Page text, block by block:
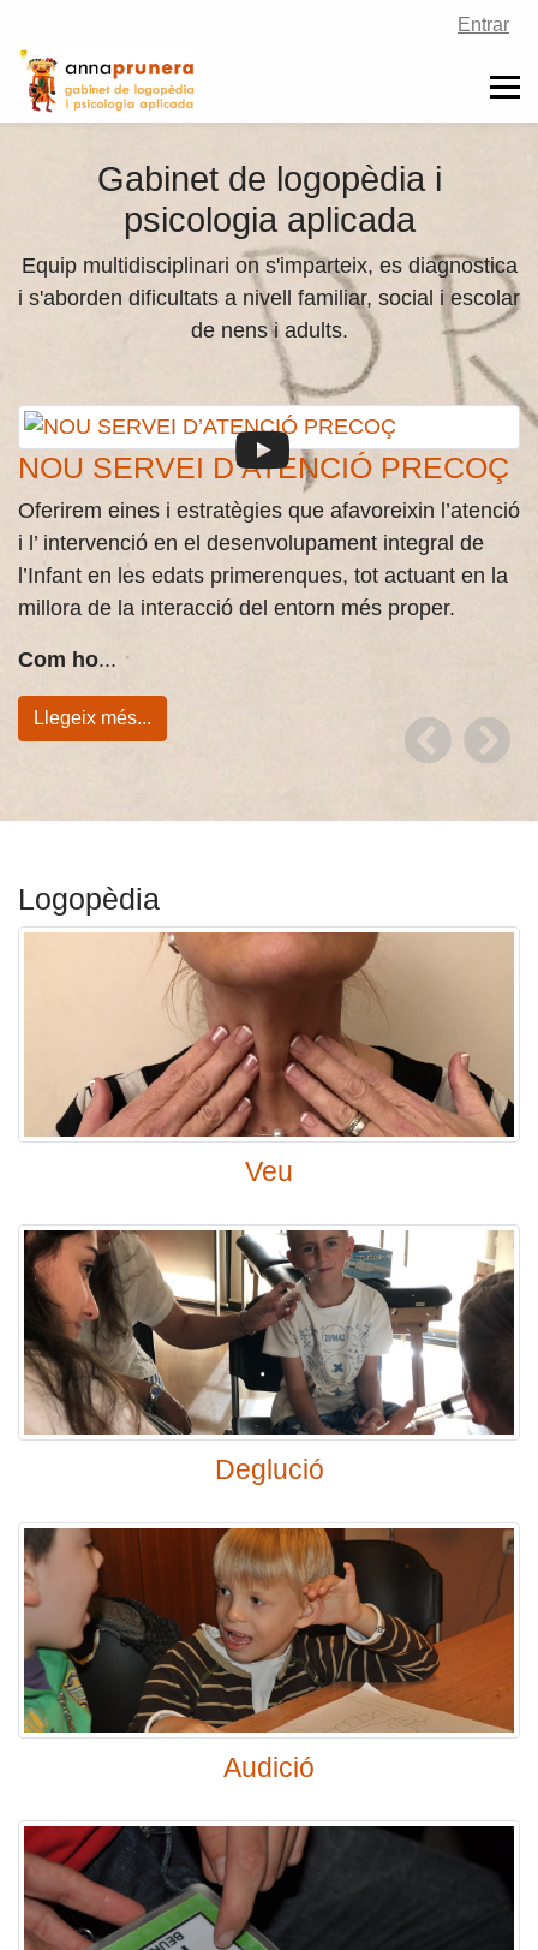
Entrar
Gabinet de logopèdia i
psicologia aplicada
Equip multidisciplinari on s'imparteix, es diagnostica
i s'aborden dificultats a nivell familiar, social i escolar
de nens i adults.
NOU SERVEI D’ATENCIÓ PRECOÇ
Oferirem eines i estratègies que afavoreixin l’atenció
i l’ intervenció en el desenvolupament integral de
l’Infant en les edats primerenques, tot actuant en la
millora de la interacció del entorn més proper.
Com ho...
Llegeix més...
Logopèdia
Veu
Deglució
Audició